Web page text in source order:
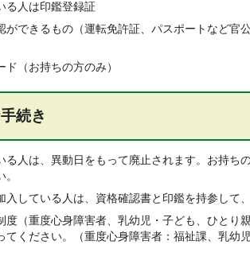
る人は印鑑登録証
ができるもの（運転免許証、パスポートなど官
ド（お持ちの方のみ）
続き
る人は、異動日をもって廃止されます。お持ち
入している人は、資格確認書と印鑑を持参して
度（重度心身障害者、乳幼児・子ども、ひとり
てください。（重度心身障害者：福祉課、乳幼